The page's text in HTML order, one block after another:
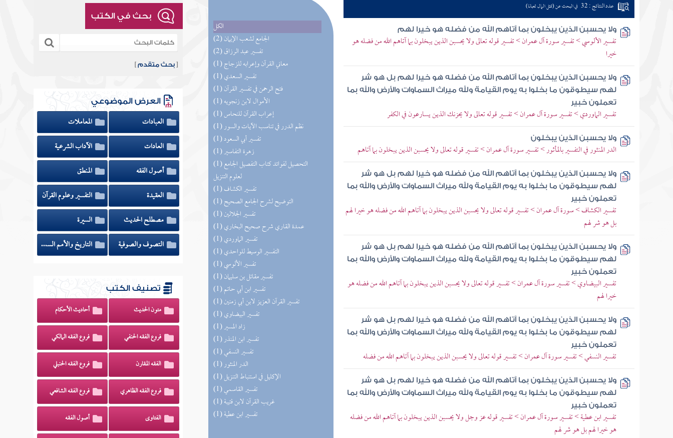
الكل
(2) الجامع لشعب الإيمان
(2) تفسير عبد الرزاق
(1) معاني القرآن وإعرابه للزجاج
(1) تفسير السعدي
(1) فتح الرحمن في تفسير القرآن
(1) الأموال لابن زنجويه
(1) إعراب القرآن للنحاس
(1) نظم الدرر في تناسب الآيات والسور
(1) تفسير أبي السعود
(1) زهرة التفاسير
(1) التحصيل لفوائد كتاب التفصيل الجامع
لعلوم التنزيل
(1) تفسير الكشاف
(1) التوضيح لشرح الجامع الصحيح
(1) تفسير الجلالين
(1) عمدة القاري شرح صحيح البخاري
(1) تفسير الماوردي
(1) التفسير الوسيط للواحدي
(1) تفسير الألوسي
(1) تفسير مقاتل بن سليمان
(1) تفسير ابن أبي حاتم
(1) تفسير القرآن العزيز لابن أبي زمنين
(1) تفسير البيضاوي
(1) زاد المسير
(1) تفسير ابن المنذر
(1) تفسير النسفي
(1) الدر المنثور
(1) الإكليل في استنباط التنزيل
(1) تفسير القاسمي
(1) غريب القرآن لابن قتيبة
(1) تفسير ابن عطية
عدد النتائج : 32 في البحث عن (تمثل المال ثعبانا)
ولا يحسبن الذين يبخلون بما آتاهم الله من فضله هو خيرا لهم
تفسير الألوسي > تفسير سورة آل عمران > تفسير قوله تعالى ولا يحسبن الذين يبخلون بما آتاهم الله من فضله هو
خيرا
ولا يحسبن الذين يبخلون بما آتاهم الله من فضله هو خيرا لهم بل هو شر
لهم سيطوقون ما بخلوا به يوم القيامة ولله ميراث السماوات والأرض والله بما
تعملون خبير
تفسير الماوردي > تفسير سورة آل عمران > تفسير قوله تعالى ولا يحزنك الذين يسارعون في الكفر
ولا يحسبن الذين يبخلون
الدر المنثور في التفسير بالمأثور > تفسير سورة آل عمران > تفسير قوله تعالى ولا يحسبن الذين يبخلون بما آتاهم
ولا يحسبن الذين يبخلون بما آتاهم الله من فضله هو خيرا لهم بل هو شر
لهم سيطوقون ما بخلوا به يوم القيامة ولله ميراث السماوات والأرض والله بما
تعملون خبير
تفسير الكشاف > سورة آل عمران > تفسير قوله تعالى ولا يحسبن الذين يبخلون بما آتاهم الله من فضله هو خيرا لهم
بل هو شر لهم
ولا يحسبن الذين يبخلون بما آتاهم الله من فضله هو خيرا لهم بل هو شر
لهم سيطوقون ما بخلوا به يوم القيامة ولله ميراث السماوات والأرض والله بما
تعملون خبير
تفسير البيضاوي > تفسير سورة آل عمران > تفسير قوله تعالى ولا يحسبن الذين يبخلون بما آتاهم الله من فضله هو
خيرا لهم
ولا يحسبن الذين يبخلون بما آتاهم الله من فضله هو خيرا لهم بل هو شر
لهم سيطوقون ما بخلوا به يوم القيامة ولله ميراث السماوات والأرض والله بما
تعملون خبير
تفسير النسفي > تفسير سورة آل عمران > تفسير قوله تعالى ولا يحسبن الذين يبخلون بما آتاهم الله من فضله
ولا يحسبن الذين يبخلون بما آتاهم الله من فضله هو خيرا لهم بل هو شر
لهم سيطوقون ما بخلوا به يوم القيامة ولله ميراث السماوات والأرض والله بما
تعملون خبير
تفسير ابن عطية > تفسير سورة آل عمران > تفسير قوله عز وجل ولا يحسبن الذين يبخلون بما آتاهم الله من فضله
هو خيرا لهم بل هو شر لهم
بحث في الكتب
[بحث متقدم ]
العرض الموضوعي
العبادات
المعاملات
العادات
الآداب الشرعية
أصول الفقه
المنطق
العقيدة
التفسير وعلوم القرآن
مصطلح الحديث
السيرة
التصوف والصوفية
التاريخ والأمم السابقة
تصنيف الكتب
متون الحديث أحاديث الأحكام
فروع الفقه الحنفي فروع الفقه المالكي
الفقه المقارن فروع الفقه الحنبلي
فروع الفقه الظاهري فروع الفقه الشافعي
الفتاوى أصول الفقه